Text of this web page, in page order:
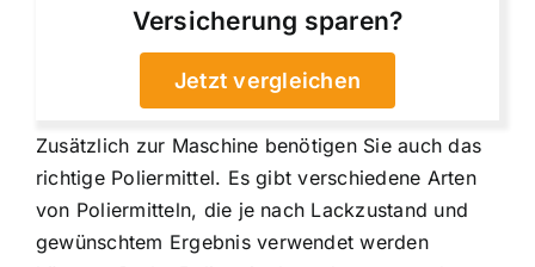
Versicherung sparen?
Jetzt vergleichen
Zusätzlich zur Maschine benötigen Sie auch das
richtige Poliermittel. Es gibt verschiedene Arten
von Poliermitteln, die je nach Lackzustand und
gewünschtem Ergebnis verwendet werden